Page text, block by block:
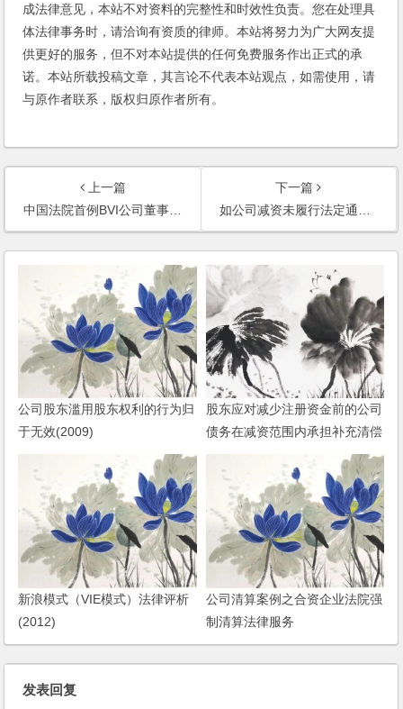
成法律意见，本站不对资料的完整性和时效性负责。您在处理具
体法律事务时，请洽询有资质的律师。本站将努力为广大网友提
供更好的服务，但不对本站提供的任何免费服务作出正式的承
诺。本站所载投稿文章，其言论不代表本站观点，如需使用，请
与原作者联系，版权归原作者所有。
上一篇
中国法院首例BVI公司董事损害股东利益案代理记
下一篇
如公司减资未履行法定通知义务，减资股东是否需向债权人担责？且看最高人民法院怎么判
公司股东滥用股东权利的行为归
于无效(2009)
股东应对减少注册资金前的公司
债务在减资范围内承担补充清偿
新浪模式（VIE模式）法律评析
(2012)
公司清算案例之合资企业法院强
制清算法律服务
发表回复